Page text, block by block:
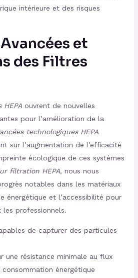
intérieure et des risques
et
des Filtres
ouvrent de nouvelles
pour l’amélioration de la
technologiques HEPA
sur l’augmentation de l’efficacité
écologique de ces systèmes
filtration HEPA, nous nous
notables dans les matériaux
énergétique et l’accessibilité pour
professionnels.
de capturer des particules
une résistance minimale au flux
consommation énergétique